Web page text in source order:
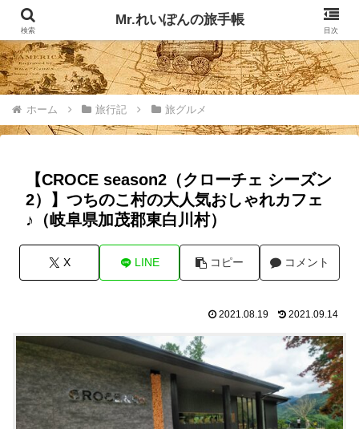
記事掲載マップ お問い合わせ
ホーム 旅行記 旅グルメ
【CROCE season2（クローチェ シーズン
2）】つちのこ村の大人気おしゃれカフェ
♪（岐阜県加茂郡東白川村）
X LINE コピー コメント
2021.08.19 2021.09.14
検索
Mr.れいぽんの旅手帳
目次